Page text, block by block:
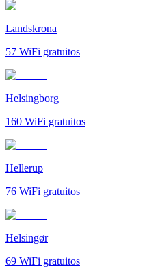
Landskrona
57 WiFi gratuitos
Helsingborg
160 WiFi gratuitos
Hellerup
76 WiFi gratuitos
Helsingør
69 WiFi gratuitos